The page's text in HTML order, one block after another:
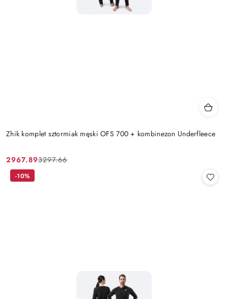
Zhik komplet sztormiak męski OFS 700 + kombinezon Underfleece
Cena
promocyjna:
2967.89
Cena
przed
3297.66
-10%